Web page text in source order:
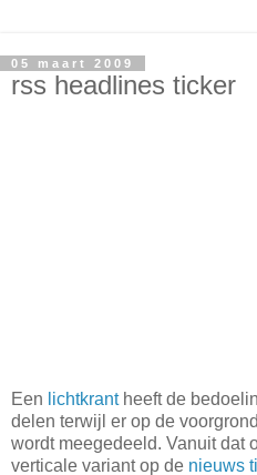
05 maart 2009
rss headlines ticker
Een lichtkrantheeft de
delen terwijl er op de
wordt meegedeeld. Vanuit dat
verticale variant op de nieuws